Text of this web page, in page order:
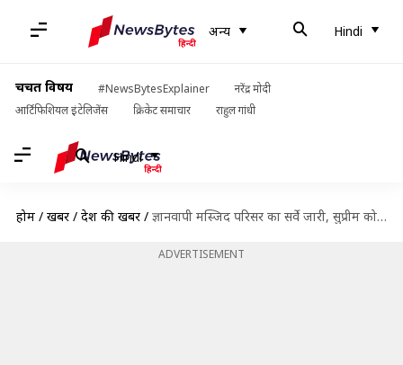
अन्य Hindi
चर्चित विषय #NewsBytesExplainer
नरेंद्र मोदी
आर्टिफिशियल इंटेलिजेंस
क्रिकेट समाचार राहुल गांधी
Hindi
होम / खबरें / देश की खबरें / ज्ञानवापी मस्जिद परिसर का सर्वे जारी, सुप्रीम कोर्ट में मुस्लिम पक्ष की याचिका पर आज सुनवाई
ADVERTISEMENT